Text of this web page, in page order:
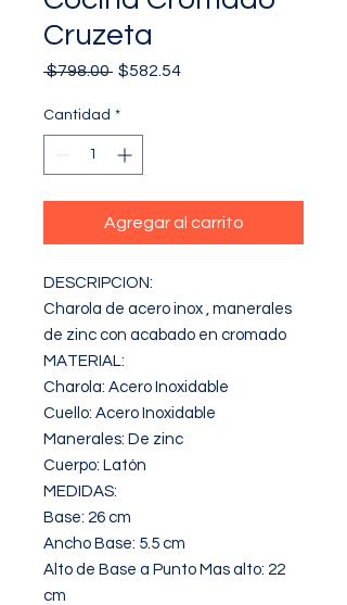
Cruzeta
$798.00 Precio
$582.54Precio
Cantidad *
Agregar al carrito
DESCRIPCION:
Charola de acero inox , manerales
de zinc con acabado en cromado
MATERIAL:
Charola: Acero Inoxidable
Cuello: Acero Inoxidable
Manerales: De zinc
Cuerpo: Latón
MEDIDAS:
Base: 26 cm
Ancho Base: 5.5 cm
Alto de Base a Punto Mas alto: 22
cm